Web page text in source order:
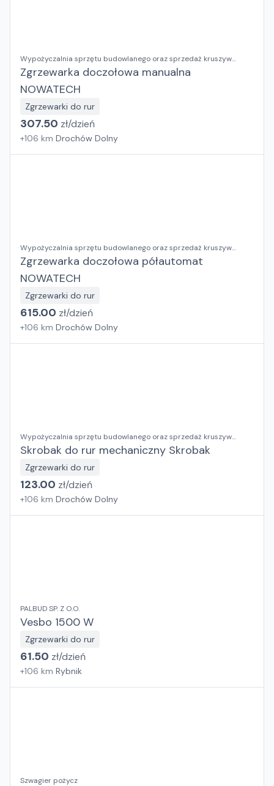
Wypożyczalnia sprzętu budowlanego oraz sprzedaż kruszyw
ozdobnych RENTAL BUD Justyna Dusza-Kumor
Zgrzewarka doczołowa manualna
NOWATECH
Zgrzewarki do rur
307.50 zł/dzień
+106 km Drochów Dolny
Wypożyczalnia sprzętu budowlanego oraz sprzedaż kruszyw
ozdobnych RENTAL BUD Justyna Dusza-Kumor
Zgrzewarka doczołowa półautomat
NOWATECH
Zgrzewarki do rur
615.00 zł/dzień
+106 km Drochów Dolny
Wypożyczalnia sprzętu budowlanego oraz sprzedaż kruszyw
ozdobnych RENTAL BUD Justyna Dusza-Kumor
Skrobak do rur mechaniczny Skrobak
Zgrzewarki do rur
123.00 zł/dzień
+106 km Drochów Dolny
PALBUD SP. Z O.O.
Vesbo 1500 W
Zgrzewarki do rur
61.50 zł/dzień
+106 km Rybnik
Szwagier pożycz